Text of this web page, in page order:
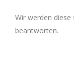
Wir werden
beantworten.